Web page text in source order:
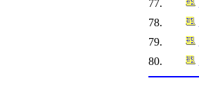
77.
78.
79.
80.